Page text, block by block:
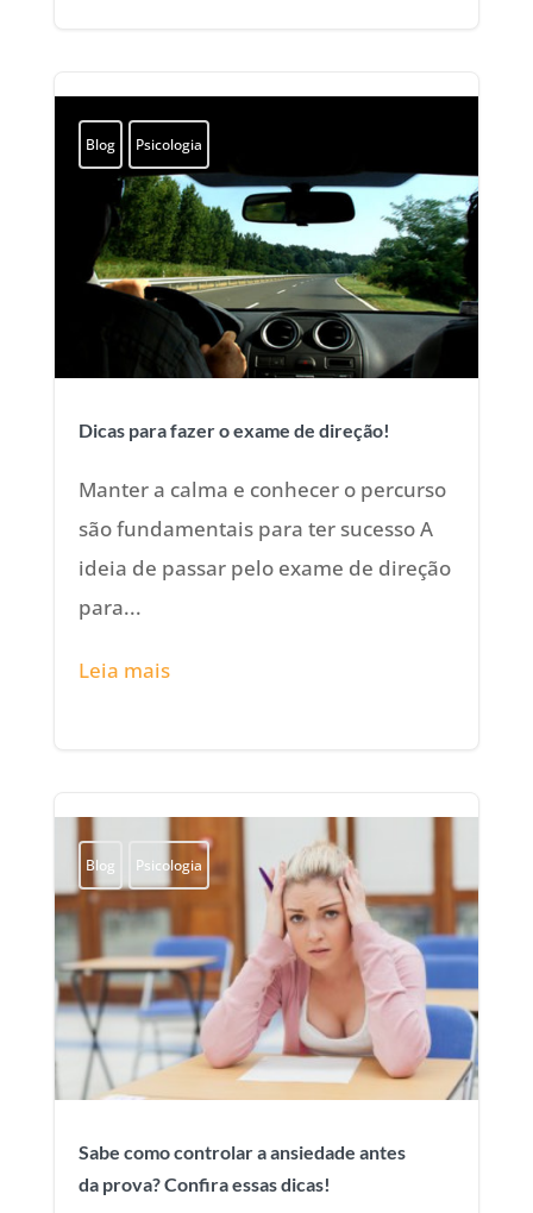
Blog Psicologia
Dicas para fazer o exame de direção!
Manter a calma e conhecer o percurso
são fundamentais para ter sucesso A
ideia de passar pelo exame de direção
para...
Leia mais
Blog Psicologia
Sabe como controlar a ansiedade antes
da prova? Confira essas dicas!